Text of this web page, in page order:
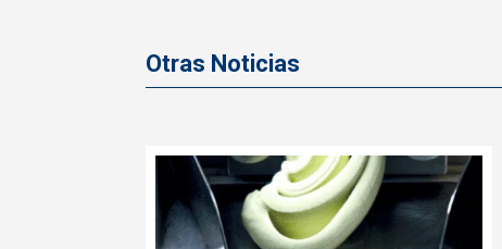
Otras Noticias